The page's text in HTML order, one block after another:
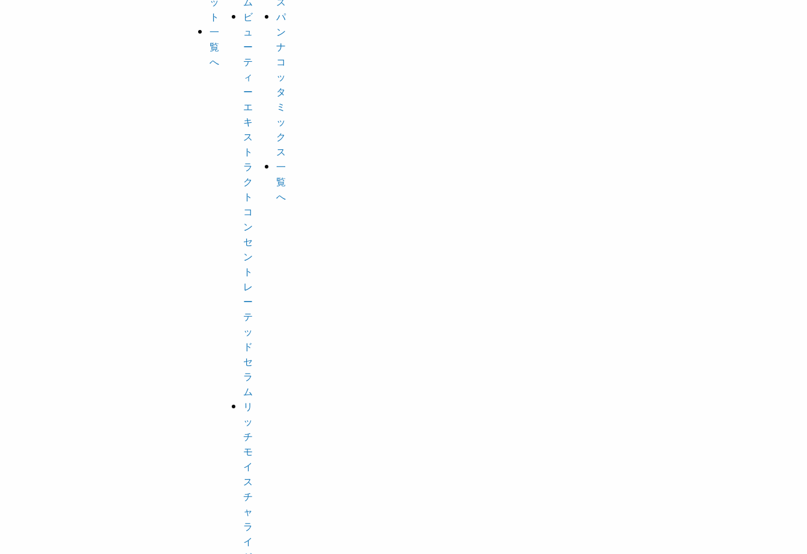
ト
一
覧
へ
ビ
ュ
ー
テ
ィ
ー
エ
キ
ス
ト
ラ
ク
ト
コ
ン
セ
ン
ト
レ
ー
テ
ッ
ド
セ
ラ
ム
リ
ッ
チ
モ
イ
ス
チ
ャ
ラ
イ
パ
ン
ナ
コ
ッ
タ
ミ
ッ
ク
ス
一
覧
へ